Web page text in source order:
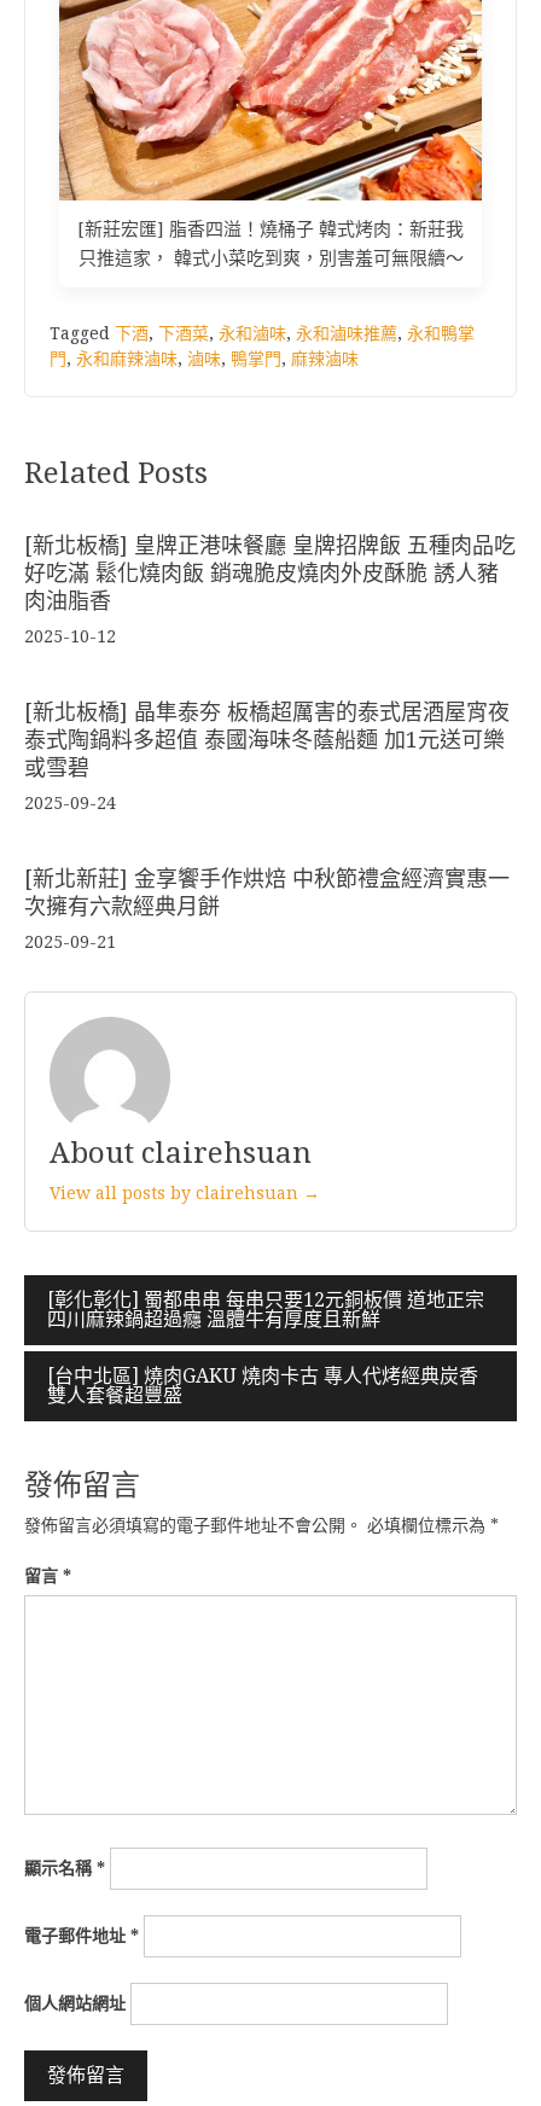
[新莊宏匯] 脂香四溢！燒桶子 韓式烤肉：新莊我
只推這家， 韓式小菜吃到爽，別害羞可無限續～
Tagged 下酒, 下酒菜, 永和滷味, 永和滷味推薦, 永和鴨掌
門, 永和麻辣滷味, 滷味, 鴨掌門, 麻辣滷味
Related Posts
[新北板橋] 皇牌正港味餐廳 皇牌招牌飯 五種肉品吃
好吃滿 鬆化燒肉飯 銷魂脆皮燒肉外皮酥脆 誘人豬
肉油脂香
2025-10-12
[新北板橋] 晶隼泰夯 板橋超厲害的泰式居酒屋宵夜
泰式陶鍋料多超值 泰國海味冬蔭船麵 加1元送可樂
或雪碧
2025-09-24
[新北新莊] 金享饗手作烘焙 中秋節禮盒經濟實惠一
次擁有六款經典月餅
2025-09-21
About clairehsuan
View all posts by clairehsuan →
文
章
導
覽
[彰化彰化] 蜀都串串 每串只要12元銅板價 道地正宗
四川麻辣鍋超過癮 溫體牛有厚度且新鮮
[台中北區] 燒肉GAKU 燒肉卡古 專人代烤經典炭香
雙人套餐超豐盛
發佈留言
發佈留言必須填寫的電子郵件地址不會公開。 必填欄位標示為 *
留言 *
顯示名稱*
電子郵件地址 *
個人網站網址